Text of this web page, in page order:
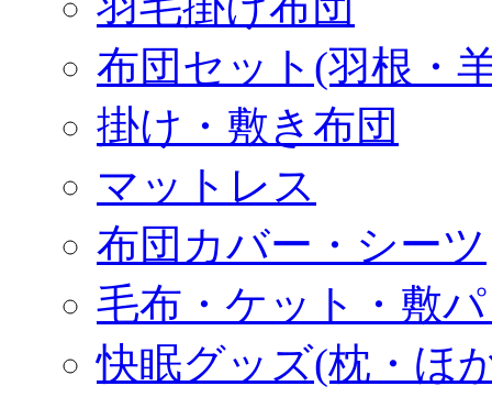
布団セット(羽根・
掛け・敷き布団
マットレス
布団カバー・シーツ
毛布・ケット・敷
快眠グッズ(枕・ほ